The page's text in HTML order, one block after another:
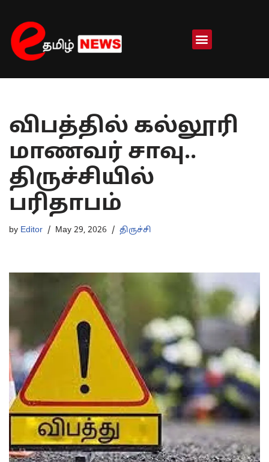
Skip
to
content
விபத்தில் கல்லூரி
மாணவர் சாவு..
திருச்சியில்
பரிதாபம்
by Editor May 29, 2026 திருச்சி